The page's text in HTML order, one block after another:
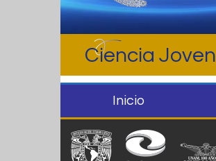
Ciencia Joven
Inicio